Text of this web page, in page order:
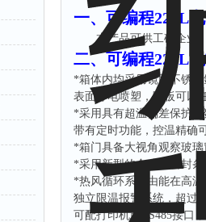
一、 可编程225L
本产品可供工矿企业
二、可编程225L
*箱体内均采用镜面不锈
表面静电喷塑，隔板可以
*采用具有超温偏差保护
带有定时功能，控温精确
*箱门具备大视角观察玻
*采用新型的合成硅密封
*热风循环系统由能在高
独立限温报警系统，超过
可配打印机或
RS485接